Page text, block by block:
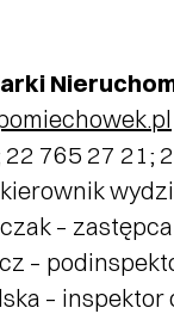
765 27 21;
–
–
–